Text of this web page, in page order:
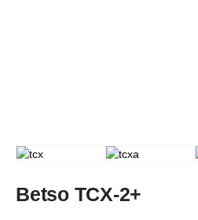
Betso TCX-2+